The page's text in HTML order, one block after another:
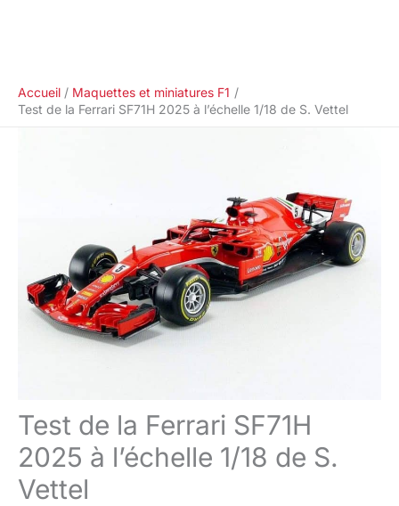
Accueil
Maquettes et miniatures F1
Test de la Ferrari SF71H 2025 à l’échelle 1/18 de S. Vettel
Test de la Ferrari SF71H
2025 à l’échelle 1/18 de S.
Vettel